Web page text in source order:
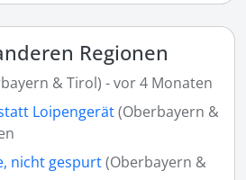
Regionen
& Tirol) - vor 4 Monaten
Loipengerät(Oberbayern &
nicht gespurt(Oberbayern &